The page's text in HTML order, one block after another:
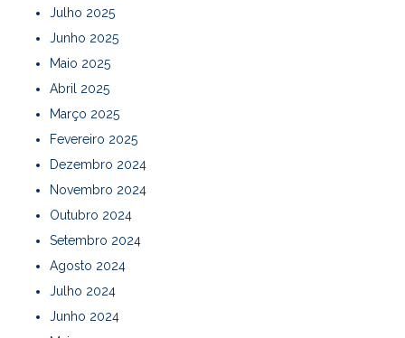
Julho 2025
Junho 2025
Maio 2025
Abril 2025
Março 2025
Fevereiro 2025
Dezembro 2024
Novembro 2024
Outubro 2024
Setembro 2024
Agosto 2024
Julho 2024
Junho 2024